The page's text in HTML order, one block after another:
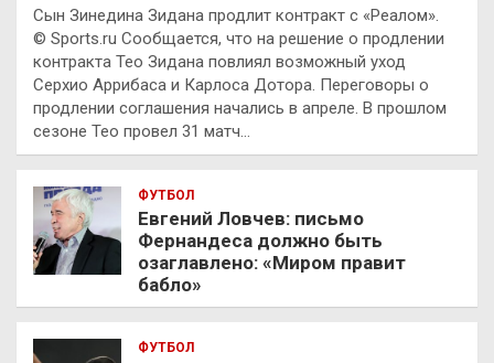
Сын Зинедина Зидана продлит контракт с «Реалом».
© Sports.ru Сообщается, что на решение о продлении
контракта Тео Зидана повлиял возможный уход
Серхио Аррибаса и Карлоса Дотора. Переговоры о
продлении соглашения начались в апреле. В прошлом
сезоне Тео провел 31 матч…
ФУТБОЛ
Евгений Ловчев: письмо
Фернандеса должно быть
озаглавлено: «Миром правит
бабло»
ФУТБОЛ